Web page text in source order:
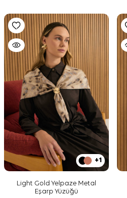
+1
Light Gold Yelpaze Metal
Eşarp Yüzüğü